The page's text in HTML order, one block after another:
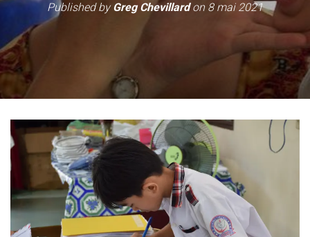
Published byGreg Chevillardon 8 mai 2021